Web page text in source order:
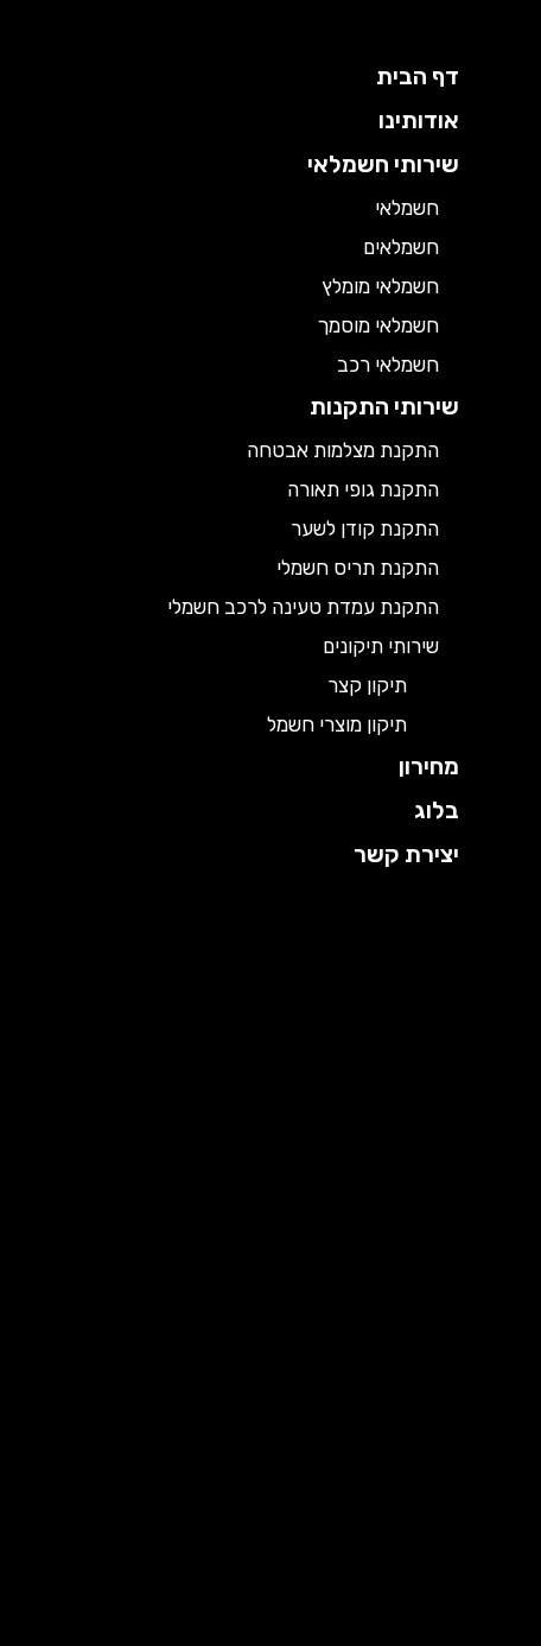
דף הבית
אודותינו
שירותי חשמלאי
חשמלאי
חשמלאים
חשמלאי מומלץ
חשמלאי מוסמך
חשמלאי רכב
שירותי התקנות
התקנת מצלמות אבטחה
התקנת גופי תאורה
התקנת קודן לשער
התקנת תריס חשמלי
התקנת עמדת טעינה לרכב חשמלי
שירותי תיקונים
תיקון קצר
תיקון מוצרי חשמל
מחירון
בלוג
יצירת קשר